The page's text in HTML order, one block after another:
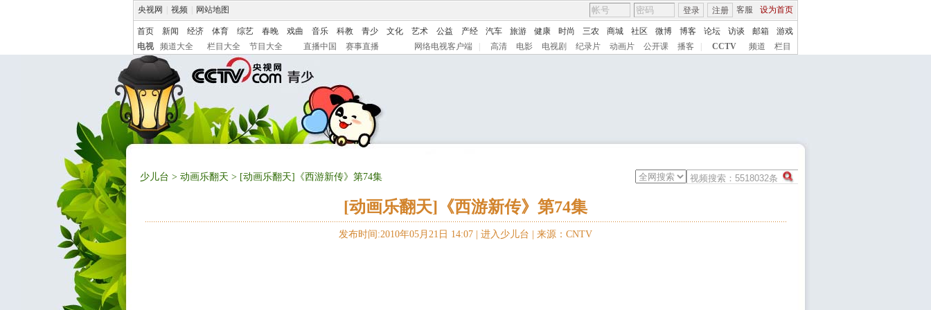
央视网 视频 网站地图 客服 设为首页
登录 注册
首页 新闻 经济 体育 综艺 春晚 戏曲 音乐 科教 青少 文化 艺术 公益 产经 汽车 旅游 健康 时尚 三农 商城 社区 微博 博客 论坛 访谈 邮箱
游戏
电视
频道大全 栏目大全 节目大全 直播中国 赛事直播 网络电视客户端 高清 电影 电视剧 纪录片 动画片 公开课 播客 CCTV 频道 栏目
少儿台 > 动画乐翻天 > [动画乐翻天]《西游新传》第74集
[动画乐翻天]《西游新传》第74集
发布时间:2010年05月21日 14:07 | 进入少儿台 来源：CNTV